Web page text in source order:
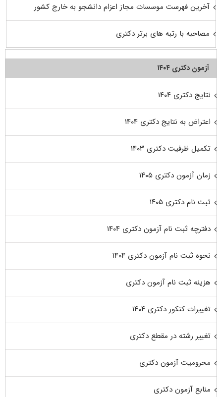
آخرین فهرست موسسات مجاز اعزام دانشجو به خارج کشور
مصاحبه با رتبه های برتر دکتری
آزمون دکتری ۱۴۰۴
نتایج دکتری ۱۴۰۴
اعتراض به نتایج دکتری ۱۴۰۴
تکمیل ظرفیت دکتری ۱۴۰۳
زمان آزمون دکتری ۱۴۰۵
ثبت نام دکتری ۱۴۰۵
دفترچه ثبت نام آزمون دکتری ۱۴۰۴
نحوه ثبت نام آزمون دکتری ۱۴۰۴
هزینه ثبت نام آزمون دکتری
تغییرات کنکور دکتری ۱۴۰۴
تغییر رشته در مقطع دکتری
محرومیت آزمون دکتری
منابع آزمون دکتری